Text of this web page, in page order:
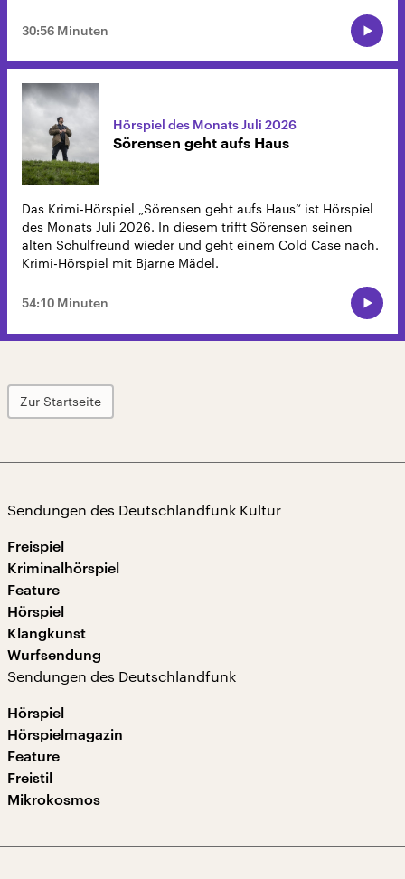
30:56 Minuten
Hörspiel des Monats Juli 2026
Sörensen geht aufs Haus
Das Krimi-Hörspiel „Sörensen geht aufs Haus“ ist Hörspiel
des Monats Juli 2026. In diesem trifft Sörensen seinen
alten Schulfreund wieder und geht einem Cold Case nach.
Krimi-Hörspiel mit Bjarne Mädel.
54:10 Minuten
Zur Startseite
Sendungen des Deutschlandfunk Kultur
Freispiel
Kriminalhörspiel
Feature
Hörspiel
Klangkunst
Wurfsendung
Sendungen des Deutschlandfunk
Hörspiel
Hörspielmagazin
Feature
Freistil
Mikrokosmos